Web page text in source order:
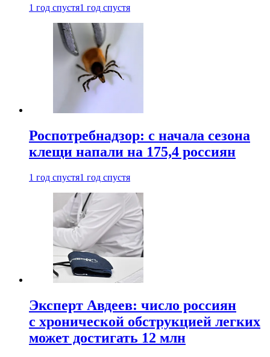
1 год спустя1 год спустя
Роспотребнадзор: с начала сезона
клещи напали на 175,4 россиян
1 год спустя1 год спустя
Эксперт Авдеев: число россиян
с хронической обструкцией легких
может достигать 12 млн